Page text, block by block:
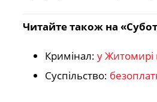
Читайте також на
Кримінал: у Житомирі
Суспільство: